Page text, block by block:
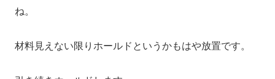
ね。
材料見えない限りホールドというかもはや放置です。